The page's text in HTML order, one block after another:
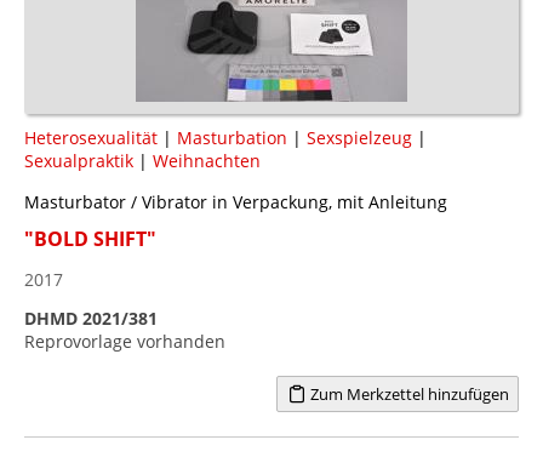
Heterosexualität | Masturbation | Sexspielzeug |
Sexualpraktik | Weihnachten
Masturbator / Vibrator in Verpackung, mit Anleitung
"BOLD SHIFT"
2017
DHMD 2021/381
Reprovorlage vorhanden
Zum Merkzettel hinzufügen